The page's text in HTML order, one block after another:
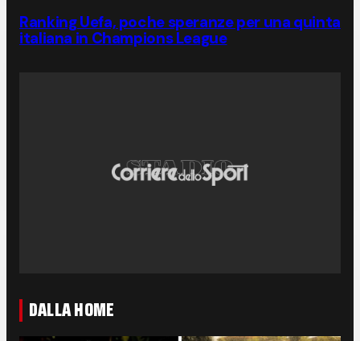
Ranking Uefa, poche speranze per una quinta
italiana in Champions League
DALLA HOME